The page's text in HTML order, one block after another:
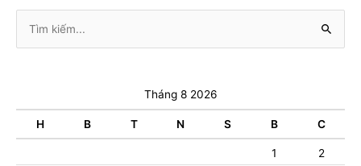
kiếm:
Tháng 8 2026
H B T N S B C
1
2